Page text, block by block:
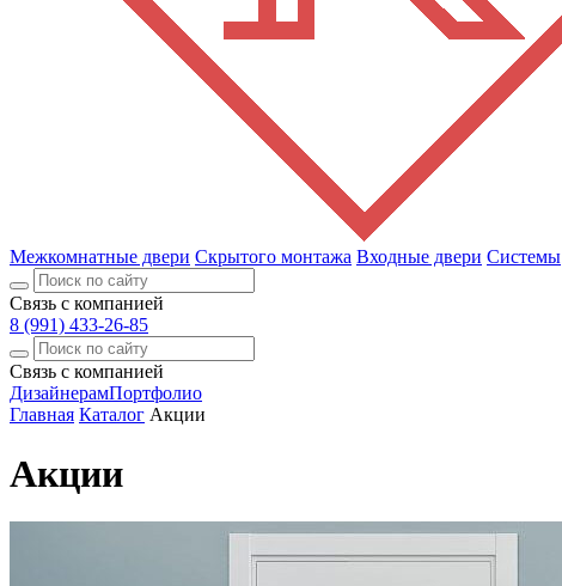
Межкомнатные двери Скрытого монтажа Входные двери Системы
Связь с компанией
8 (991) 433-26-85
Связь с компанией
ДизайнерамПортфолио
Главная Каталог Акции
Акции